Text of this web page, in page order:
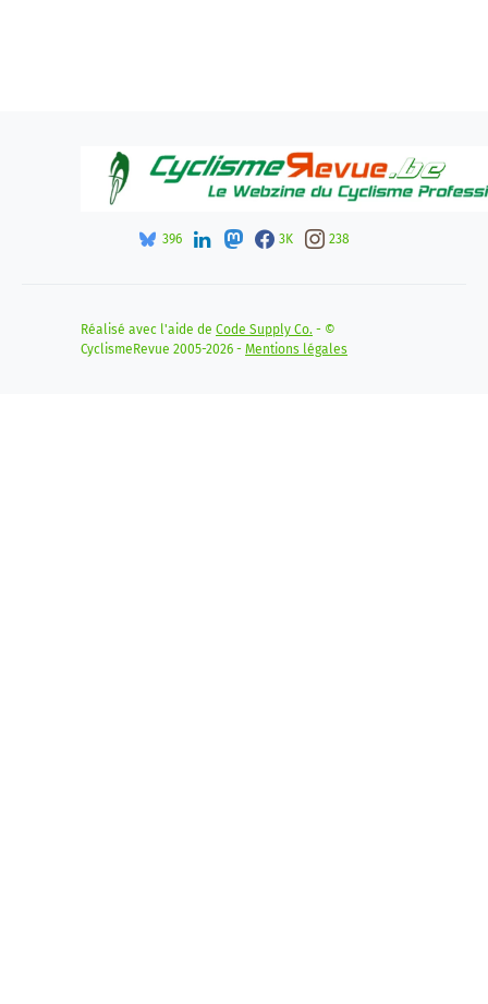
396 3K 238
Réalisé avec l'aide de Code Supply Co. - ©
CyclismeRevue 2005-2026 - Mentions légales